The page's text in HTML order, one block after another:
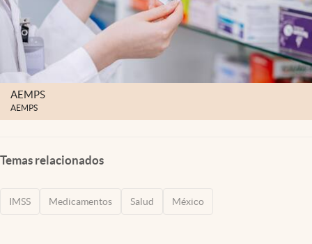
AEMPS
AEMPS
Temas relacionados
IMSS Medicamentos Salud México